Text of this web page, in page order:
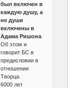
был включен в
каждую душу, а
не души
включены в
Адама Ришона.
Об этом и
говорит БС в
предисловии в
отношении
Творца.
6000 лет